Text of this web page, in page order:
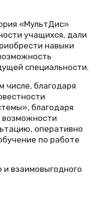
«МультДис»
учащихся, дали
навыки
специальности.
числе, благодаря
благодаря
оперативно
по работе
взаимовыгодного